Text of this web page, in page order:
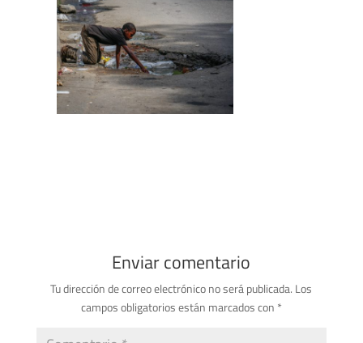
Enviar comentario
Tu dirección de correo electrónico no será publicada. Los
campos obligatorios están marcados con *